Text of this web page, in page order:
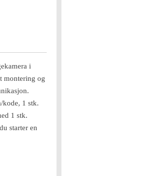
i
montering og
kode, 1 stk.
1 stk.
starter en